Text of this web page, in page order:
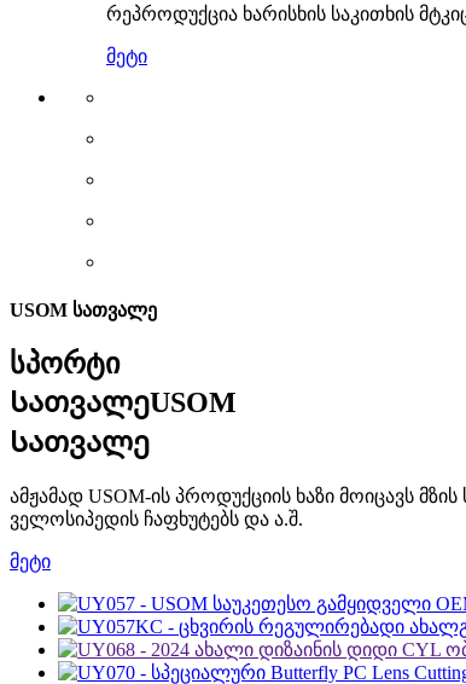
რეპროდუქცია ხარისხის საკითხის
მეტი
USOM სათვალე
სპორტი
ᲡათვალეUSOM
Სათვალე
ამჟამად USOM-ის პროდუქციის ხაზი მოიცავს
ველოსიპედის ჩაფხუტებს და ა.შ.
მეტი